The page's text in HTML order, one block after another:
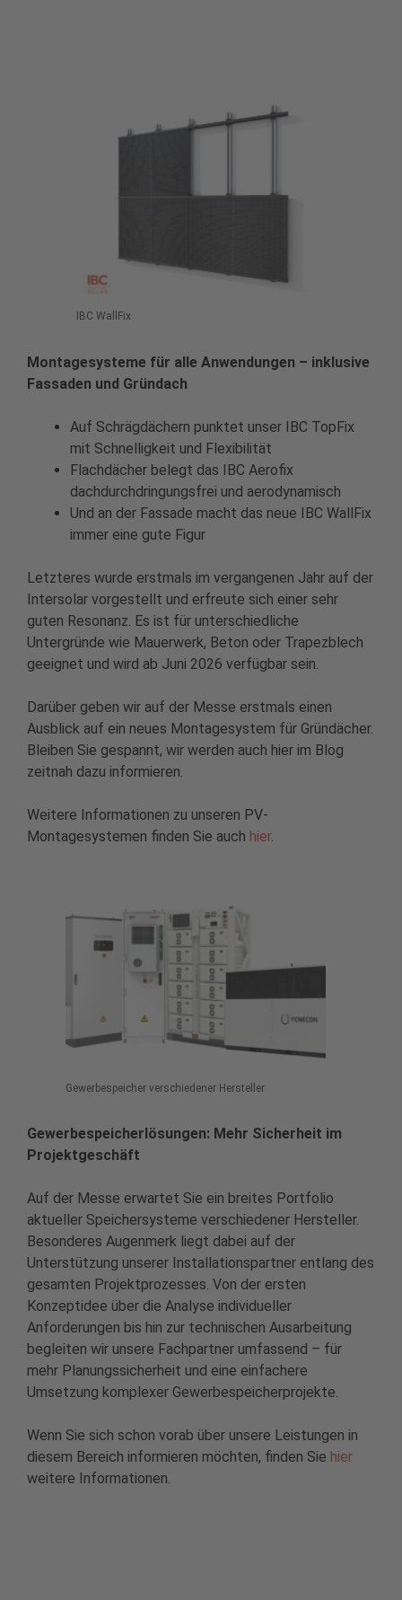
IBC WallFix
Montagesysteme für alle Anwendungen – inklusive
Fassaden und Gründach
Auf Schrägdächern punktet unser IBC TopFix
mit Schnelligkeit und Flexibilität
Flachdächer belegt das IBC Aerofix
dachdurchdringungsfrei und aerodynamisch
Und an der Fassade macht das neue IBC WallFix
immer eine gute Figur
Letzteres wurde erstmals im vergangenen Jahr auf der
Intersolar vorgestellt und erfreute sich einer sehr
guten Resonanz. Es ist für unterschiedliche
Untergründe wie Mauerwerk, Beton oder Trapezblech
geeignet und wird ab Juni 2026 verfügbar sein.
Darüber geben wir auf der Messe erstmals einen
Ausblick auf ein neues Montagesystem für Gründächer.
Bleiben Sie gespannt, wir werden auch hier im Blog
zeitnah dazu informieren.
Weitere Informationen zu unseren PV-
Montagesystemen finden Sie auch hier.
Gewerbespeicher verschiedener Hersteller
Gewerbespeicherlösungen: Mehr Sicherheit im
Projektgeschäft
Auf der Messe erwartet Sie ein breites Portfolio
aktueller Speichersysteme verschiedener Hersteller.
Besonderes Augenmerk liegt dabei auf der
Unterstützung unserer Installationspartner entlang des
gesamten Projektprozesses. Von der ersten
Konzeptidee über die Analyse individueller
Anforderungen bis hin zur technischen Ausarbeitung
begleiten wir unsere Fachpartner umfassend – für
mehr Planungssicherheit und eine einfachere
Umsetzung komplexer Gewerbespeicherprojekte.
Wenn Sie sich schon vorab über unsere Leistungen in
diesem Bereich informieren möchten, finden Sie hier
weitere Informationen.